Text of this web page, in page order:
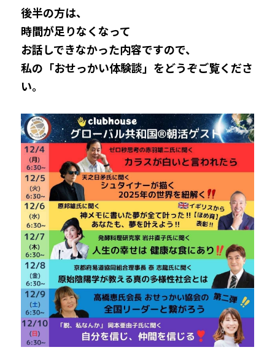
後半の方は、
時間が足りなくなって
お話しできなかった内容ですので、
私の「おせっかい体験談」をどうぞご覧くださ
い。